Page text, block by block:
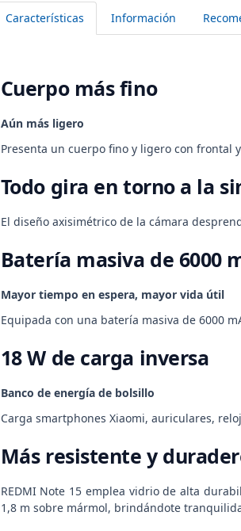
Características Información
Cuerpo más fino
Aún más ligero
Presenta un cuerpo fino y ligero con frontal
Todo gira en torno a la
El diseño axisimétrico de la cámara
Batería masiva de 6000
Mayor tiempo en espera, mayor vida útil
Equipada con una batería masiva de 6000
18 W de carga inversa
Banco de energía de bolsillo
Carga smartphones Xiaomi, auriculares,
Más resistente y
REDMI Note 15 emplea vidrio de alta
1,8 m sobre mármol, brindándote